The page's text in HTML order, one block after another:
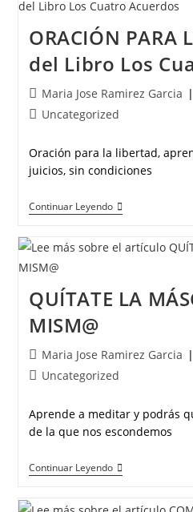
ORACIÓN PARA
del Libro Los
Maria Jose Ramirez Garcia
Uncategorized
Oración para la libertad,
juicios, sin condiciones
Continuar Leyendo
QUÍTATE LA
MISM@
Maria Jose Ramirez Garcia
Uncategorized
Aprende a meditar y podrás
de la que nos escondemos
Continuar Leyendo